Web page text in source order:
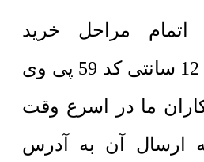
مراحل خرید
ترمووال 12 سانتی کد 59 پی وی
ما در اسرع وقت
ارسال آن به آدرس